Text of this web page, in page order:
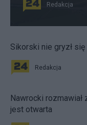
Redakcja
Sikorski nie gryzł
Redakcja
Nawrocki rozmawiał
jest otwarta